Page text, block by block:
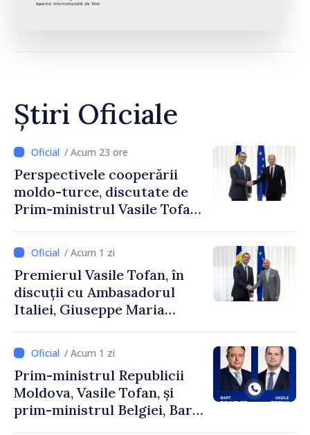
Știri Oficiale
/ Acum 23 ore
Perspectivele cooperării
moldo-turce, discutate de
Prim-ministrul Vasile Tofan
Uygar Mustafa Sertel
/ Acum 1 zi
Premierul Vasile Tofan, în
discuții cu Ambasadorul
Italiei, Giuseppe Maria
/ Acum 1 zi
Prim-ministrul Republicii
Moldova, Vasile Tofan, și
prim-ministrul Belgiei, Bart